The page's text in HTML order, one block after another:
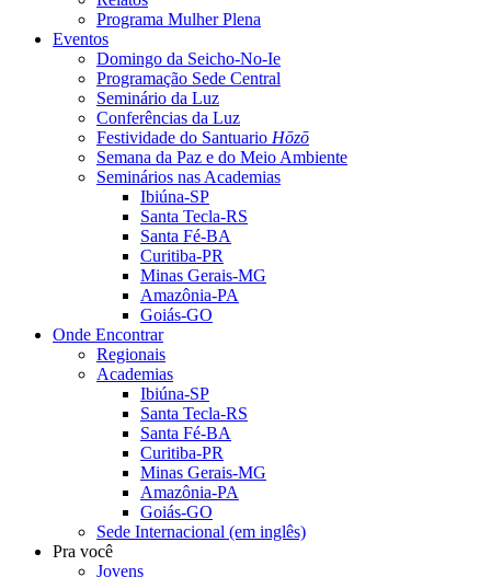
Programa Mulher Plena
Eventos
Domingo da Seicho-No-Ie
Programação Sede Central
Seminário da Luz
Conferências da Luz
Festividade do Santuario Hōzō
Semana da Paz e do Meio Ambiente
Seminários nas Academias
Ibiúna-SP
Santa Tecla-RS
Santa Fé-BA
Curitiba-PR
Minas Gerais-MG
Amazônia-PA
Goiás-GO
Onde Encontrar
Regionais
Academias
Ibiúna-SP
Santa Tecla-RS
Santa Fé-BA
Curitiba-PR
Minas Gerais-MG
Amazônia-PA
Goiás-GO
Sede Internacional (em inglês)
Pra você
Jovens